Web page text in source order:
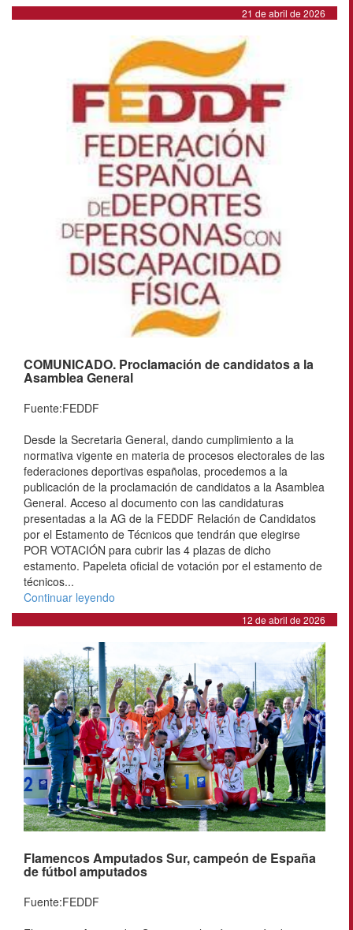
21 de abril de 2026
COMUNICADO. Proclamación de candidatos a la
Asamblea General
Fuente:FEDDF
Desde la Secretaria General, dando cumplimiento a la
normativa vigente en materia de procesos electorales de las
federaciones deportivas españolas, procedemos a la
publicación de la proclamación de candidatos a la Asamblea
General. Acceso al documento con las candidaturas
presentadas a la AG de la FEDDF Relación de Candidatos
por el Estamento de Técnicos que tendrán que elegirse
POR VOTACIÓN para cubrir las 4 plazas de dicho
estamento. Papeleta oficial de votación por el estamento de
técnicos...
Continuar leyendo
12 de abril de 2026
Flamencos Amputados Sur, campeón de España
de fútbol amputados
Fuente:FEDDF